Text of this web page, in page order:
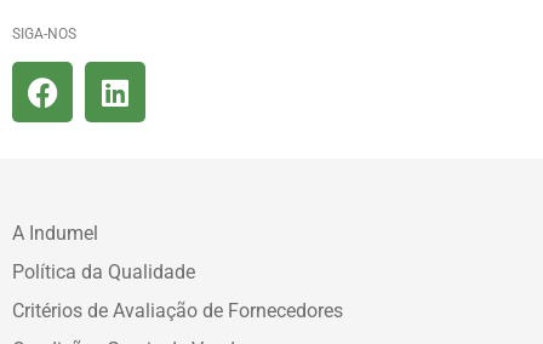
SIGA-NOS
A Indumel
Política da Qualidade
Critérios de Avaliação de Fornecedores